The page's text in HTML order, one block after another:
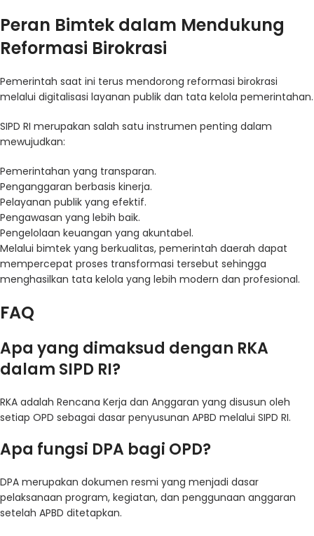
Peran Bimtek dalam Mendukung
Reformasi Birokrasi
Pemerintah saat ini terus mendorong reformasi birokrasi
melalui digitalisasi layanan publik dan tata kelola pemerintahan.
SIPD RI merupakan salah satu instrumen penting dalam
mewujudkan:
Pemerintahan yang transparan.
Penganggaran berbasis kinerja.
Pelayanan publik yang efektif.
Pengawasan yang lebih baik.
Pengelolaan keuangan yang akuntabel.
Melalui bimtek yang berkualitas, pemerintah daerah dapat
mempercepat proses transformasi tersebut sehingga
menghasilkan tata kelola yang lebih modern dan profesional.
FAQ
Apa yang dimaksud dengan RKA
dalam SIPD RI?
RKA adalah Rencana Kerja dan Anggaran yang disusun oleh
setiap OPD sebagai dasar penyusunan APBD melalui SIPD RI.
Apa fungsi DPA bagi OPD?
DPA merupakan dokumen resmi yang menjadi dasar
pelaksanaan program, kegiatan, dan penggunaan anggaran
setelah APBD ditetapkan.